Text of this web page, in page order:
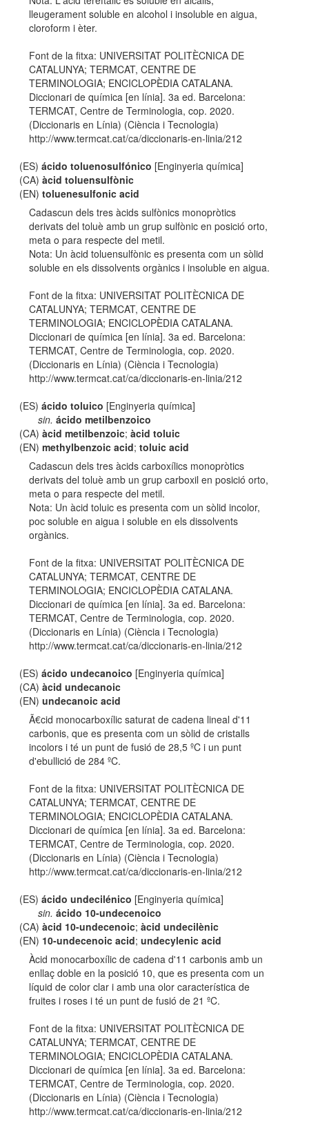
lleugerament soluble en alcohol i insoluble en aigua,
cloroform i èter.
Font de la fitxa: UNIVERSITAT POLITÈCNICA DE
CATALUNYA; TERMCAT, CENTRE DE
TERMINOLOGIA; ENCICLOPÈDIA CATALANA.
Diccionari de química [en línia]. 3a ed. Barcelona:
TERMCAT, Centre de Terminologia, cop. 2020.
(Diccionaris en Línia) (Ciència i Tecnologia)
http://www.termcat.cat/ca/diccionaris-en-linia/212
(ES)ácido toluenosulfónico [Enginyeria química]
(CA)àcid toluensulfònic
(EN)toluenesulfonic acid
Cadascun dels tres àcids sulfònics monopròtics
derivats del toluè amb un grup sulfònic en posició orto,
meta o para respecte del metil.
Nota: Un àcid toluensulfònic es presenta com un sòlid
soluble en els dissolvents orgànics i insoluble en aigua.
Font de la fitxa: UNIVERSITAT POLITÈCNICA DE
CATALUNYA; TERMCAT, CENTRE DE
TERMINOLOGIA; ENCICLOPÈDIA CATALANA.
Diccionari de química [en línia]. 3a ed. Barcelona:
TERMCAT, Centre de Terminologia, cop. 2020.
(Diccionaris en Línia) (Ciència i Tecnologia)
http://www.termcat.cat/ca/diccionaris-en-linia/212
(ES)ácido toluico [Enginyeria química]
sin. ácido metilbenzoico
(CA)àcid metilbenzoic;àcid toluic
(EN)methylbenzoic acid;toluic acid
Cadascun dels tres àcids carboxílics monopròtics
derivats del toluè amb un grup carboxil en posició orto,
meta o para respecte del metil.
Nota: Un àcid toluic es presenta com un sòlid incolor,
poc soluble en aigua i soluble en els dissolvents
orgànics.
Font de la fitxa: UNIVERSITAT POLITÈCNICA DE
CATALUNYA; TERMCAT, CENTRE DE
TERMINOLOGIA; ENCICLOPÈDIA CATALANA.
Diccionari de química [en línia]. 3a ed. Barcelona:
TERMCAT, Centre de Terminologia, cop. 2020.
(Diccionaris en Línia) (Ciència i Tecnologia)
http://www.termcat.cat/ca/diccionaris-en-linia/212
(ES)ácido undecanoico [Enginyeria química]
(CA)àcid undecanoic
(EN)undecanoic acid
Ã€cid monocarboxílic saturat de cadena lineal d'11
carbonis, que es presenta com un sòlid de cristalls
incolors i té un punt de fusió de 28,5 ºC i un punt
d'ebullició de 284 ºC.
Font de la fitxa: UNIVERSITAT POLITÈCNICA DE
CATALUNYA; TERMCAT, CENTRE DE
TERMINOLOGIA; ENCICLOPÈDIA CATALANA.
Diccionari de química [en línia]. 3a ed. Barcelona:
TERMCAT, Centre de Terminologia, cop. 2020.
(Diccionaris en Línia) (Ciència i Tecnologia)
http://www.termcat.cat/ca/diccionaris-en-linia/212
(ES)ácido undecilénico [Enginyeria química]
sin. ácido 10-undecenoico
(CA)àcid 10-undecenoic;àcid undecilènic
(EN) 10-undecenoic acid;undecylenic acid
Àcid monocarboxílic de cadena d'11 carbonis amb un
enllaç doble en la posició 10, que es presenta com un
líquid de color clar i amb una olor característica de
fruites i roses i té un punt de fusió de 21 ºC.
Font de la fitxa: UNIVERSITAT POLITÈCNICA DE
CATALUNYA; TERMCAT, CENTRE DE
TERMINOLOGIA; ENCICLOPÈDIA CATALANA.
Diccionari de química [en línia]. 3a ed. Barcelona:
TERMCAT, Centre de Terminologia, cop. 2020.
(Diccionaris en Línia) (Ciència i Tecnologia)
http://www.termcat.cat/ca/diccionaris-en-linia/212